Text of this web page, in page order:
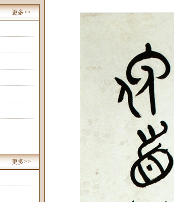
更多>>
更多>>